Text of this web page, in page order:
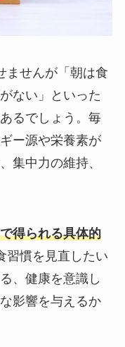
ませんが「朝は食
ない」といった
るでしょう。毎
ー源や栄養素が
集中力の維持、
得られる具体的
習慣を見直したい
、健康を意識し
影響を与えるか